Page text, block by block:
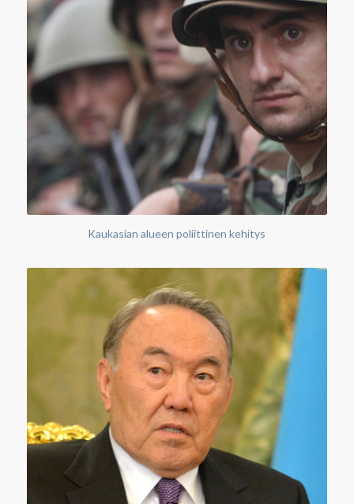
Kaukasian alueen poliittinen kehitys